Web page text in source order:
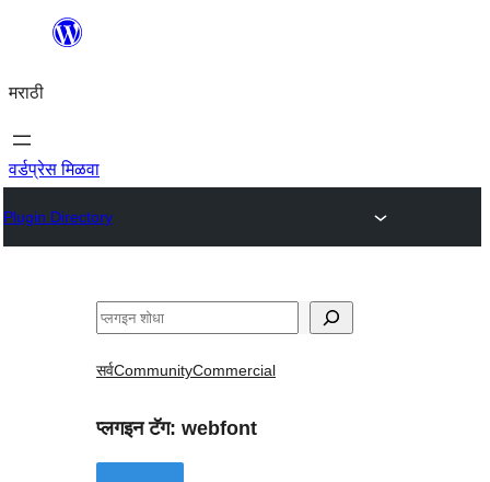
सामुग्रीवर
मराठी
वर्डप्रेस मिळवा
Plugin Directory
शोधा
सर्वCommunityCommercial
प्लगइन टॅग: webfont